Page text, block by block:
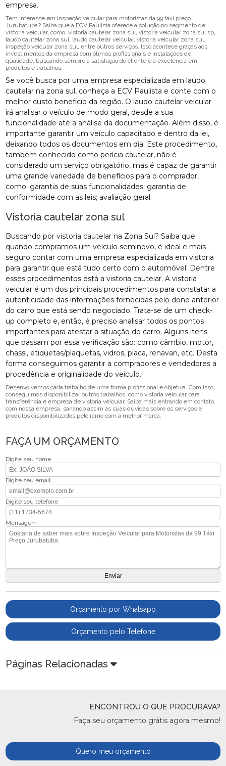
empresa.
Tem interesse em inspeção veicular para motoristas da 99 táxi preço
Jurubatuba? Saiba que a ECV Paulista oferece a solução no segmento de
vistoria veicular, como, vistoria cautelar zona sul, vistoria veicular zona sul sp,
laudo cautelar zona sul, laudo cautelar veicular, vistoria veicular zona sul,
inspeção veicular zona sul, entre outros serviços. Isso acontece graças aos
investimentos da empresa com ótimos profissionais e instalações de
qualidade, buscando sempre a satisfação do cliente e a excelência em
produtos e trabalhos.
Se você busca por uma empresa especializada em laudo
cautelar na zona sul, conheça a ECV Paulista e conte com o
melhor custo benefício da região. O laudo cautelar veicular
irá analisar o veículo de modo geral, desde a sua
funcionalidade até a análise da documentação. Além disso, é
importante garantir um veículo capacitado e dentro da lei,
deixando todos os documentos em dia. Este procedimento,
também conhecido como perícia cautelar, não é
considerado um serviço obrigatório, mas é capaz de garantir
uma grande variedade de benefícios para o comprador,
como: garantia de suas funcionalidades; garantia de
conformidade com as leis; avaliação geral.
Vistoria cautelar zona sul
Buscando por vistoria cautelar na Zona Sul? Saiba que
quando compramos um veículo seminovo, é ideal e mais
seguro contar com uma empresa especializada em vistoria
para garantir que está tudo certo com o automóvel. Dentre
esses procedimentos está a vistoria cautelar. A vistoria
veicular é um dos principais procedimentos para constatar a
autenticidade das informações fornecidas pelo dono anterior
do carro que está sendo negociado. Trata-se de um check-
up completo e, então, é preciso analisar todos os pontos
importantes para atestar a situação do carro. Alguns itens
que passam por essa verificação são: como câmbio, motor,
chassi, etiquetas/plaquetas, vidros, placa, renavan, etc. Desta
forma conseguimos garantir a compradores e vendedores a
procedência e originalidade do veículo.
Desenvolvemos cada trabalho de uma forma profissional e objetiva. Com isso,
conseguimos disponibilizar outros trabalhos, como vistoria veicular para
transferência e empresa de vistoria veicular. Saiba mais entrando em contato
com nossa empresa, sanando assim as suas dúvidas sobre os serviços e
produtos disponibilizados pelo ramo com a melhor marca.
FAÇA UM ORÇAMENTO
Digite seu nome
Digite seu email
Digite seu telefone
Mensagem
Orçamento por Whatsapp
Orçamento pelo Telefone
Páginas Relacionadas
ENCONTROU O QUE PROCURAVA?
Faça seu orçamento grátis agora mesmo!
Quero meu orçamento